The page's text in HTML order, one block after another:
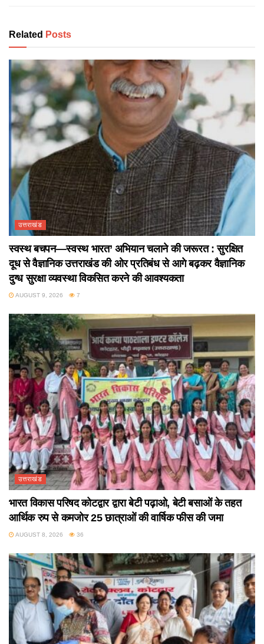
Related Posts
उत्तराखंड
स्वस्थ बचपन—स्वस्थ भारत’ अभियान चलाने की जरूरत : सुरक्षित
दूध से वैज्ञानिक उत्तराखंड की ओर प्रतिबंध से आगे बढ़कर वैज्ञानिक
दुग्ध सुरक्षा व्यवस्था विकसित करने की आवश्यकता
AUGUST 9, 2026 7
उत्तराखंड
भारत विकास परिषद कोटद्वार द्वारा बेटी पढ़ाओ, बेटी बसाओं के तहत
आर्थिक रुप से कमजोर 25 छात्राओं की वार्षिक फीस की जमा
AUGUST 8, 2026 36